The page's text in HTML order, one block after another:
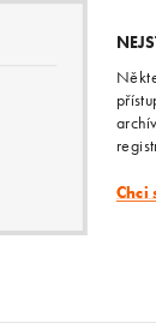
Chci